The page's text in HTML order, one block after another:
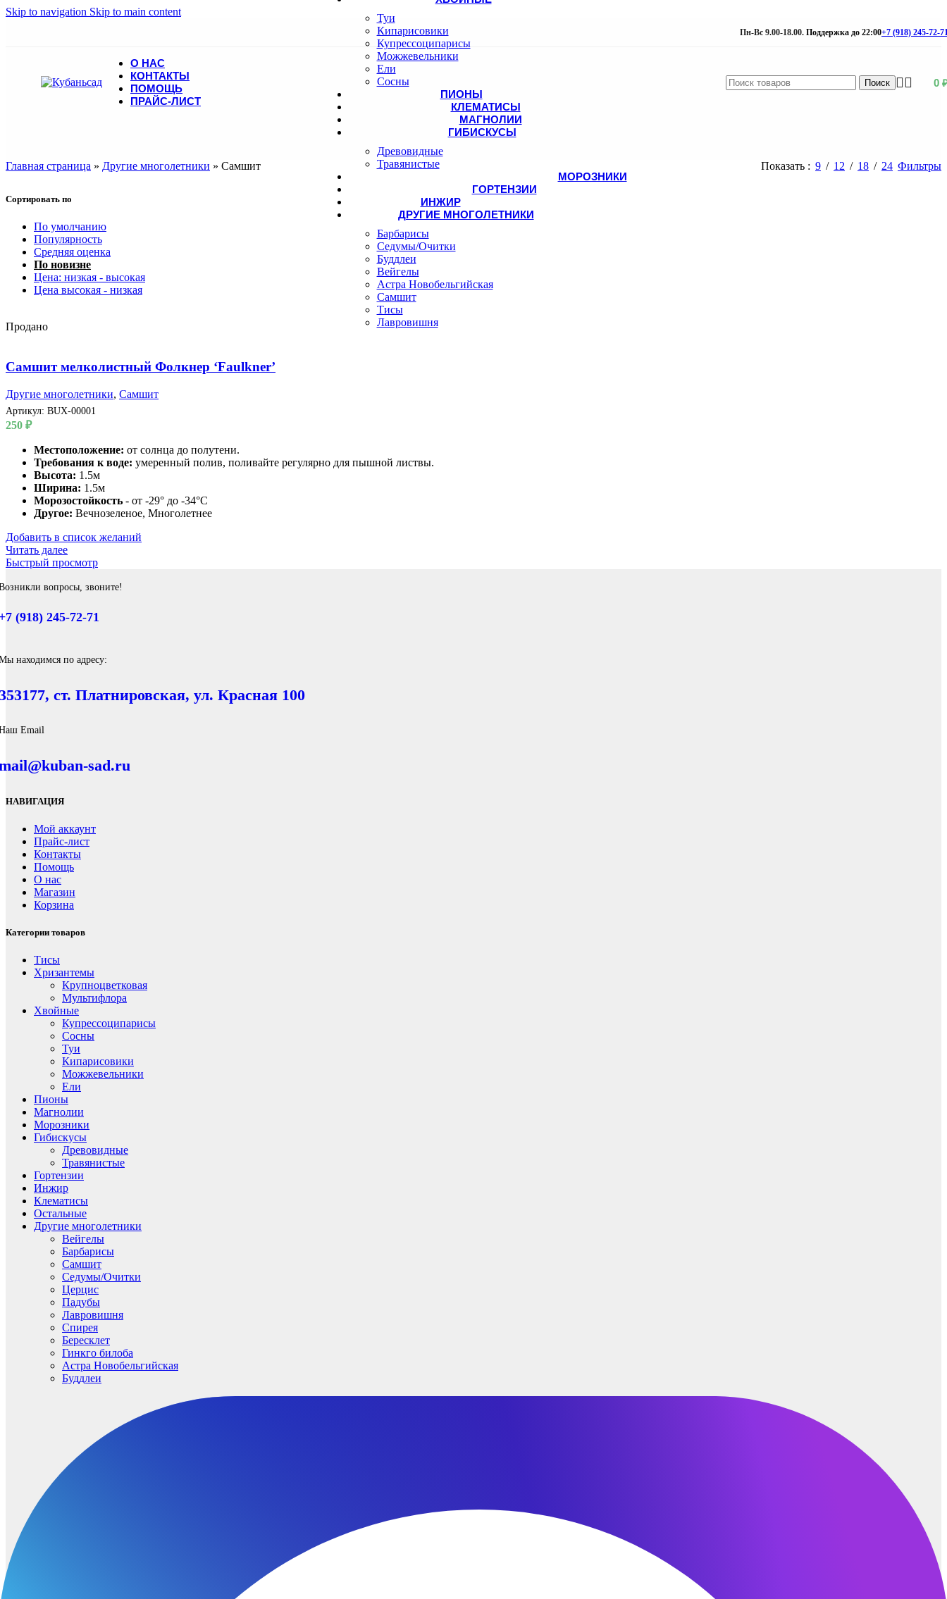
Skip to navigation Skip to main content
Пн-Вс 9.00-18.00. Поддержка до 22:00+7 (918) 245-72-
О НАС
КОНТАКТЫ
ПОМОЩЬ
ПРАЙС-ЛИСТ
Поиск 0
Туи
Кипарисовики
Купрессоципарисы
Можжевельники
Ели
Сосны
ПИОНЫ
КЛЕМАТИСЫ
МАГНОЛИИ
ГИБИСКУСЫ
Древовидные
Травянистые
МОРОЗНИКИ
ГОРТЕНЗИИ
ИНЖИР
ДРУГИЕ МНОГОЛЕТНИКИ
Барбарисы
Седумы/Очитки
Буддлеи
Вейгелы
Астра Новобельгийская
Самшит
Тисы
Лавровишня
Главная страница » Другие многолетники » Самшит Показать 9 12 18 24 Фильтры
Сортировать по
По умолчанию
Популярность
Средняя оценка
По новизне
Цена: низкая - высокая
Цена высокая - низкая
Продано
Самшит мелколистный Фолкнер ‘Faulkner’
Другие многолетники, Самшит
Артикул: BUX-00001
250 ₽
Местоположение: от солнца до полутени.
Требования к воде: умеренный полив, поливайте регулярно для пышной листвы.
Высота: 1.5м
Ширина: 1.5м
Морозостойкость - от -29° до -34°C
Другое: Вечнозеленое, Многолетнее
Добавить в список желаний
Читать далее
Быстрый просмотр
вопросы, звоните!
(918) 245-72-71
находимся по адресу:
ст. Платнировская, ул. Красная 100
Email
sad.ru
НАВИГАЦИЯ
Мой аккаунт
Прайс-лист
Контакты
Помощь
О нас
Магазин
Корзина
Категории товаров
Тисы
Хризантемы
Крупноцветковая
Мультифлора
Хвойные
Купрессоципарисы
Сосны
Туи
Кипарисовики
Можжевельники
Ели
Пионы
Магнолии
Морозники
Гибискусы
Древовидные
Травянистые
Гортензии
Инжир
Клематисы
Остальные
Другие многолетники
Вейгелы
Барбарисы
Самшит
Седумы/Очитки
Церцис
Падубы
Лавровишня
Спирея
Бересклет
Гинкго билоба
Астра Новобельгийская
Буддлеи